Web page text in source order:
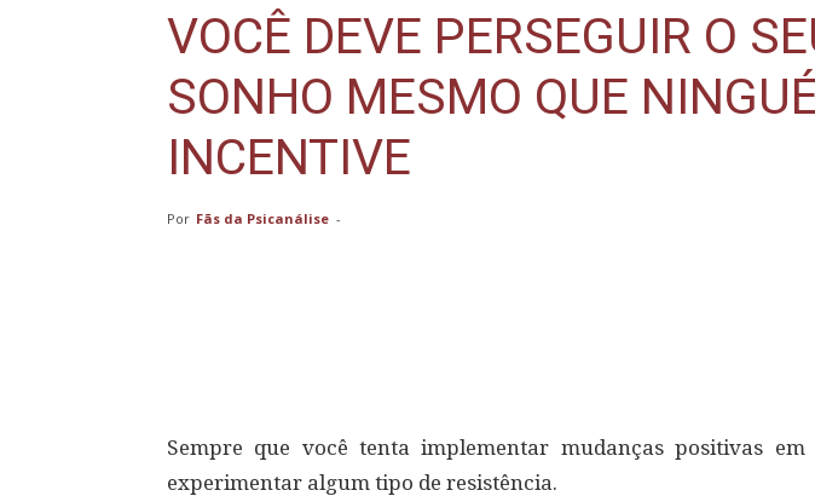
VOCÊ DEVE PERSEGUIR O
SONHO MESMO QUE
INCENTIVE
Por Fãs da Psicanálise -
Sempre que você tenta implementar mudanças positivas
experimentar algum tipo de resistência.